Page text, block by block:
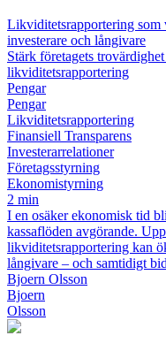
Likviditetsrapportering som
investerare och långivare
Stärk företagets
likviditetsrapportering
Pengar
Pengar
Likviditetsrapportering
Finansiell Transparens
Investerarrelationer
Företagsstyrning
Ekonomistyrning
2 min
I en osäker ekonomisk tid
kassaflöden avgörande.
likviditetsrapportering kan
långivare – och samtidigt
Bjoern Olsson
Bjoern
Olsson